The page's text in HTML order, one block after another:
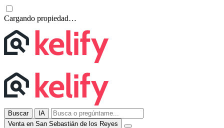
Cargando propiedad…
Buscar
IA
Venta en San Sebastián de los Reyes